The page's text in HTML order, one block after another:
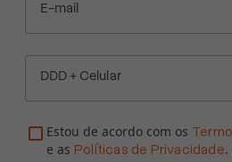
E-mail
DDD + Celular
Estou de acordo com os
e as Políticas de Privacidade